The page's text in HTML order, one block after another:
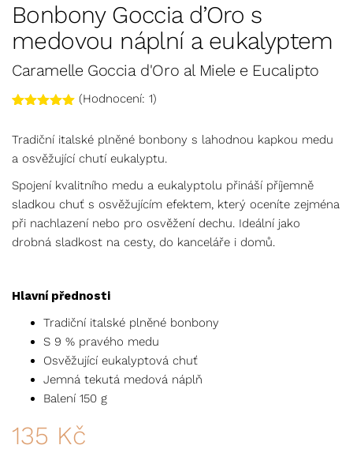
Bonbony Goccia d’Oro s
medovou náplní a eukalyptem
Caramelle Goccia d'Oro al Miele e Eucalipto
na základě
hodnocení
zákazníka
(Hodnocení: 1)
Tradiční italské plněné bonbony s lahodnou kapkou medu
a osvěžující chutí eukalyptu.
Spojení kvalitního medu a eukalyptolu přináší příjemně
sladkou chuť s osvěžujícím efektem, který oceníte zejména
při nachlazení nebo pro osvěžení dechu. Ideální jako
drobná sladkost na cesty, do kanceláře i domů.
Hlavní přednosti
Tradiční italské plněné bonbony
S 9 % pravého medu
Osvěžující eukalyptová chuť
Jemná tekutá medová náplň
Balení 150 g
135 Kč